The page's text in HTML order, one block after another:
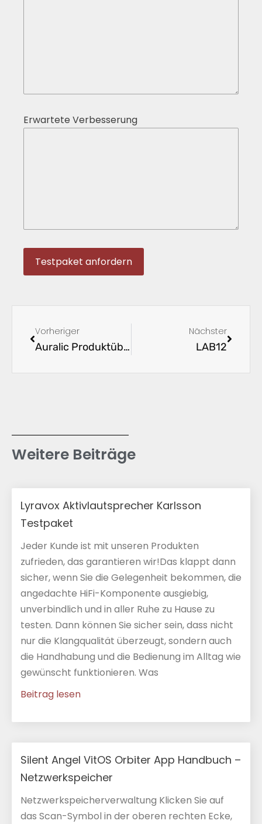
Erwartete Verbesserung
Testpaket anfordern
Vorheriger
Auralic Produktübersicht
Nächster
LAB12
Weitere Beiträge
Lyravox Aktivlautsprecher Karlsson
Testpaket
Jeder Kunde ist mit unseren Produkten
zufrieden, das garantieren wir!Das klappt dann
sicher, wenn Sie die Gelegenheit bekommen, die
angedachte HiFi-Komponente ausgiebig,
unverbindlich und in aller Ruhe zu Hause zu
testen. Dann können Sie sicher sein, dass nicht
nur die Klangqualität überzeugt, sondern auch
die Handhabung und die Bedienung im Alltag wie
gewünscht funktionieren. Was
Beitrag lesen
Silent Angel VitOS Orbiter App Handbuch –
Netzwerkspeicher
Netzwerkspeicherverwaltung Klicken Sie auf
das Scan-Symbol in der oberen rechten Ecke,